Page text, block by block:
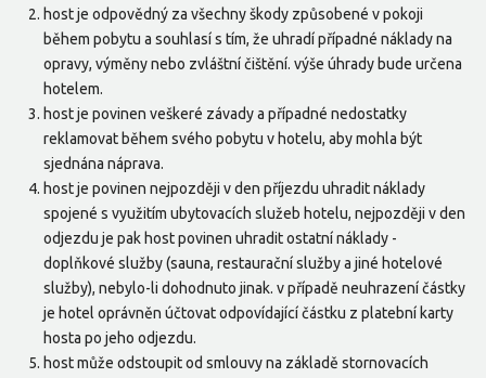
host je odpovědný za všechny škody způsobené v pokoji
během pobytu a souhlasí s tím, že uhradí případné náklady na
opravy, výměny nebo zvláštní čištění. výše úhrady bude určena
hotelem.
host je povinen veškeré závady a případné nedostatky
reklamovat během svého pobytu v hotelu, aby mohla být
sjednána náprava.
host je povinen nejpozději v den příjezdu uhradit náklady
spojené s využitím ubytovacích služeb hotelu, nejpozději v den
odjezdu je pak host povinen uhradit ostatní náklady -
doplňkové služby (sauna, restaurační služby a jiné hotelové
služby), nebylo-li dohodnuto jinak. v případě neuhrazení částky
je hotel oprávněn účtovat odpovídající částku z platební karty
hosta po jeho odjezdu.
host může odstoupit od smlouvy na základě stornovacích